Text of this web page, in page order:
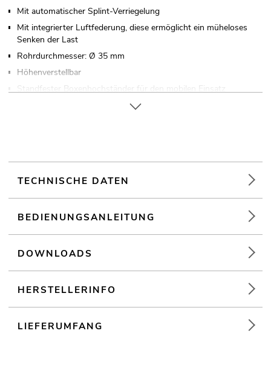
Mit automatischer Splint-Verriegelung
Mit integrierter Luftfederung, diese ermöglicht ein müheloses
Senken der Last
Rohrdurchmesser: Ø 35 mm
Höhenverstellbar
Standfester Boxenhochständer für den mobilen Einsatz
Für Anwendungsgebiete wie zum Beispiel: Mobile DJs /
TECHNISCHE DATEN
BEDIENUNGSANLEITUNG
DOWNLOADS
HERSTELLERINFO
LIEFERUMFANG